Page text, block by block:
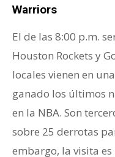
Warriors
El de las 8:00 p.m.
Houston Rockets y
locales vienen en
ganado los últimos
en la NBA. Son
sobre 25 derrotas
embargo, la visita